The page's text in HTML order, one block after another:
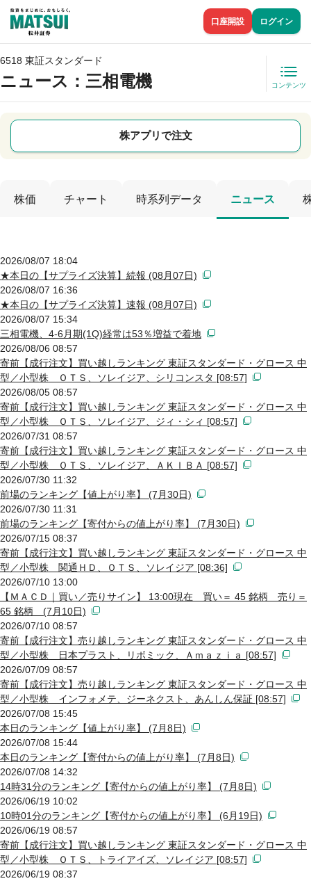
口座開設 ログイン
6518 東証スタンダード
ニュース ：三相電機 コンテンツ
株アプリで注文
株価 チャート 時系列データ ニュース
2026/08/07 18:04
★本日の【サプライズ決算】続報 (08月07日)
2026/08/07 16:36
★本日の【サプライズ決算】速報 (08月07日)
2026/08/07 15:34
三相電機、4-6月期(1Q)経常は53％増益で着地
2026/08/06 08:57
寄前【成行注文】買い越しランキング 東証スタンダード・グロース 中
型／小型株 ＯＴＳ、ソレイジア、シリコンスタ [08:57]
2026/08/05 08:57
寄前【成行注文】買い越しランキング 東証スタンダード・グロース 中
型／小型株 ＯＴＳ、ソレイジア、ジィ・シィ [08:57]
2026/07/31 08:57
寄前【成行注文】買い越しランキング 東証スタンダード・グロース 中
型／小型株 ＯＴＳ、ソレイジア、ＡＫＩＢＡ [08:57]
2026/07/30 11:32
前場のランキング【値上がり率】 (7月30日)
2026/07/30 11:31
前場のランキング【寄付からの値上がり率】 (7月30日)
2026/07/15 08:37
寄前【成行注文】買い越しランキング 東証スタンダード・グロース 中
型／小型株 関通ＨＤ、ＯＴＳ、ソレイジア [08:36]
2026/07/10 13:00
【ＭＡＣＤ｜買い／売りサイン】 13:00現在 買い＝ 45 銘柄 売り＝
65 銘柄 (7月10日)
2026/07/10 08:57
寄前【成行注文】売り越しランキング 東証スタンダード・グロース 中
型／小型株 日本プラスト、リボミック、Ａｍａｚｉａ [08:57]
2026/07/09 08:57
寄前【成行注文】売り越しランキング 東証スタンダード・グロース 中
型／小型株 インフォメテ、ジーネクスト、あんしん保証 [08:57]
2026/07/08 15:45
本日のランキング【値上がり率】 (7月8日)
2026/07/08 15:44
本日のランキング【寄付からの値上がり率】 (7月8日)
2026/07/08 14:32
14時31分のランキング【寄付からの値上がり率】 (7月8日)
2026/06/19 10:02
10時01分のランキング【寄付からの値上がり率】 (6月19日)
2026/06/19 08:57
寄前【成行注文】買い越しランキング 東証スタンダード・グロース 中
型／小型株 ＯＴＳ、トライアイズ、ソレイジア [08:57]
2026/06/19 08:37